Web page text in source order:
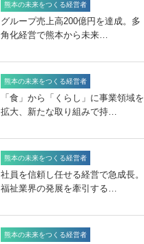
熊本の未来をつくる経営者
グループ売上高200億円を達成。多
角化経営で熊本から未来…
熊本の未来をつくる経営者
「食」から「くらし」に事業領域を
拡大、新たな取り組みで持…
熊本の未来をつくる経営者
社員を信頼し任せる経営で急成長。
福祉業界の発展を牽引する…
熊本の未来をつくる経営者